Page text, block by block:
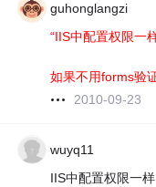
guhonglangzi
“IIS中配置权限一
如果不用forms验
2010-09-23
wuyq11
IIS中配置权限一样